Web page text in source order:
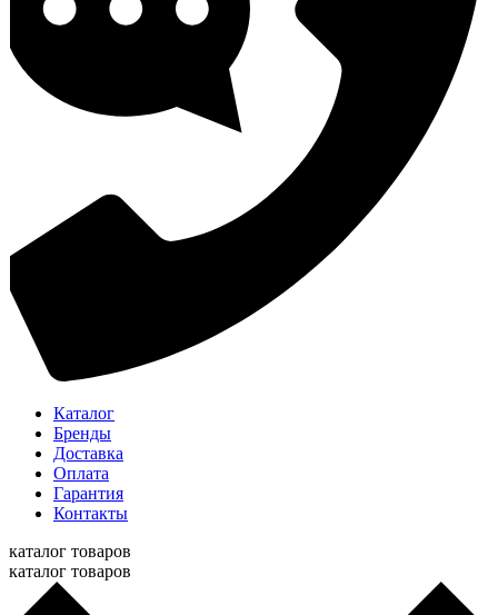
Каталог
Бренды
Доставка
Оплата
Гарантия
Контакты
каталог товаров
каталог товаров